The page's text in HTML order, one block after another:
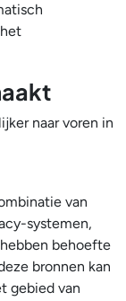
naar voren in
van
systemen,
behoefte
bronnen kan
gebied van